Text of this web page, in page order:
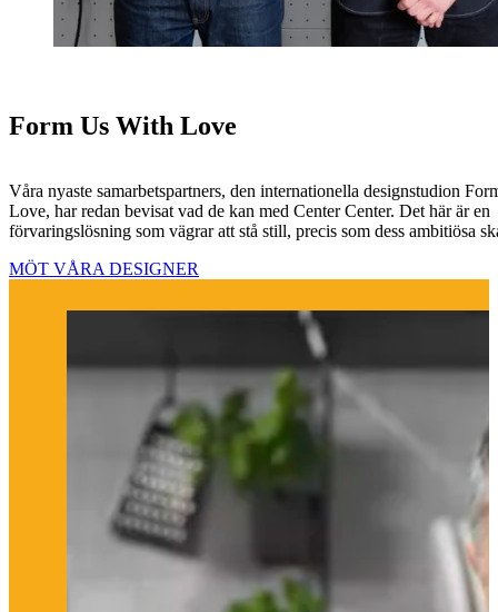
Form Us With Love
Våra nyaste samarbetspartners, den internationella designstudion
Love, har redan bevisat vad de kan med Center Center. Det här är en
förvaringslösning som vägrar att stå still, precis som dess ambitiösa
MÖT VÅRA DESIGNER